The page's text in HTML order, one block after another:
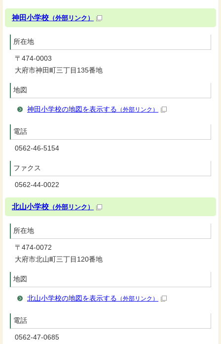
神田小学校 （外部リンク）
所在地
〒474-0003
大府市神田町三丁目135番地
地図
神田小学校の地図を表示する （外部リンク）
電話
0562-46-5154
ファクス
0562-44-0022
北山小学校 （外部リンク）
所在地
〒474-0072
大府市北山町三丁目120番地
地図
北山小学校の地図を表示する （外部リンク）
電話
0562-47-0685